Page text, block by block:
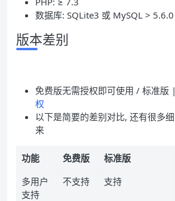
数据库: SQLite3 或 MySQL > 5.6.0
版本差别
免费版无需授权即可使用 / 标准版
权
以下是简要的差别对比, 还有很多
来
功能 免费版 标准版
多用户
支持
不支持 支持